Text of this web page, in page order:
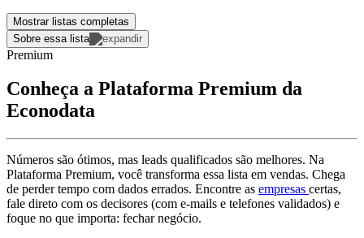
Mostrar listas completas
Sobre essa lista
Premium
Conheça a Plataforma Premium da
Econodata
Números são ótimos, mas leads qualificados são melhores. Na
Plataforma Premium, você transforma essa lista em vendas. Chega
de perder tempo com dados errados. Encontre as empresas certas,
fale direto com os decisores (com e-mails e telefones validados) e
foque no que importa: fechar negócio.